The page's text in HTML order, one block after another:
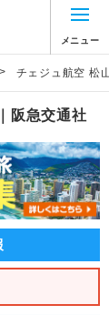
メニュー
> チェジュ航空 松
阪急交通社